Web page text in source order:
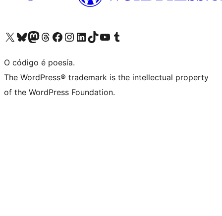
Visita la cuenta de X (anteriormente Twitter)
Visita a nosa conta de Bluesky
Visita a nosa conta de Mastodon
Visita a nosa conta de Threads
Visita a nosa páxina de Facebook
Visita a nosa conta de Instagram
Visita a nosa conta de LinkedIn
Visita a nosa conta de TikTok
Visita a nosa canle de YouTube
Visita a nosa conta de Tumblr
O código é poesía.
The WordPress® trademark is the intellectual property
of the WordPress Foundation.